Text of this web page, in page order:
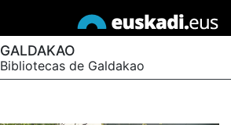
GALDAKAO
Bibliotecas de Galdakao